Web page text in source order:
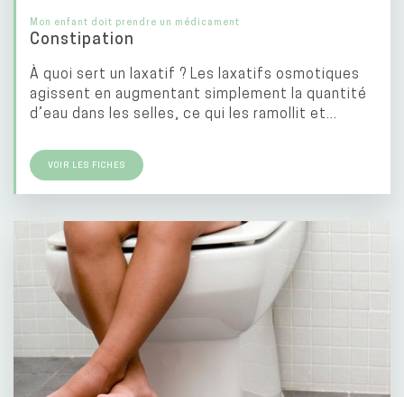
Mon enfant doit prendre un médicament
Constipation
À quoi sert un laxatif ? Les laxatifs osmotiques
agissent en augmentant simplement la quantité
d’eau dans les selles, ce qui les ramollit et...
VOIR LES FICHES